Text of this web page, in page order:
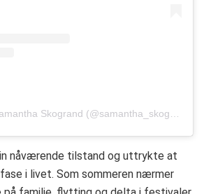
Et innlegg delt av Samantha Skogrand (@samantha_skogrand)
nåværende tilstand og uttrykte at
i livet. Som sommeren nærmer